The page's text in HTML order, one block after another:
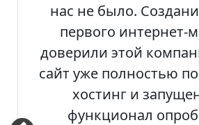
нас не было.
первого интернет-
доверили этой
сайт уже полностью
хостинг и
функционал